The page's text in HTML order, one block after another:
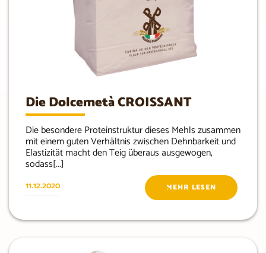
Die Dolcemetà CROISSANT
Die besondere Proteinstruktur dieses Mehls zusammen
mit einem guten Verhältnis zwischen Dehnbarkeit und
Elastizität macht den Teig überaus ausgewogen,
sodass[...]
11.12.2020 MEHR LESEN